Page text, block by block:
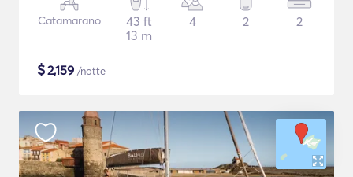
Catamarano
43 ft
13 m
4 2 2
$2,159 /notte